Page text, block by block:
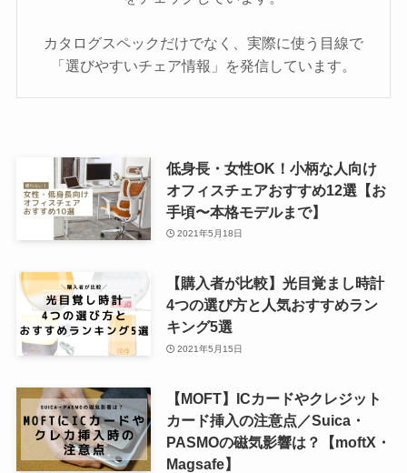
カタログスペックだけでなく、実際に使う目線で
「選びやすいチェア情報」を発信しています。
低身長・女性OK！小柄な人向け
オフィスチェアおすすめ12選【お
手頃〜本格モデルまで】
2021年5月18日
【購入者が比較】光目覚まし時計
4つの選び方と人気おすすめラン
キング5選
2021年5月15日
【MOFT】ICカードやクレジット
カード挿入の注意点／Suica・
PASMOの磁気影響は？【moftX・
Magsafe】